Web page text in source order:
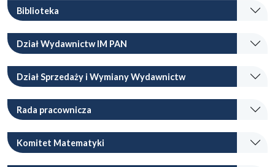
Biblioteka
Dział Wydawnictw IM PAN
Dział Sprzedaży i Wymiany Wydawnictw
Rada pracownicza
Komitet Matematyki